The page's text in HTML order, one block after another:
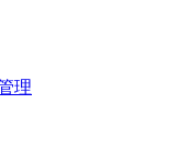
理